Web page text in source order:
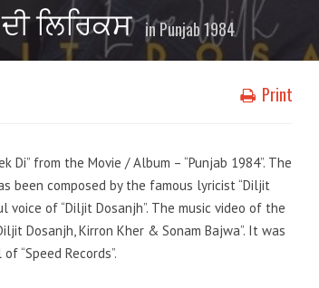
ਲਿਰਿਕਸ inPunjab 1984
Print
from the Movie / Album – “Punjab 1984”. The
been composed by the famous lyricist “Diljit
voice of “Diljit Dosanjh”. The music video of the
Dosanjh, Kirron Kher & Sonam Bajwa”. It was
“Speed Records”.